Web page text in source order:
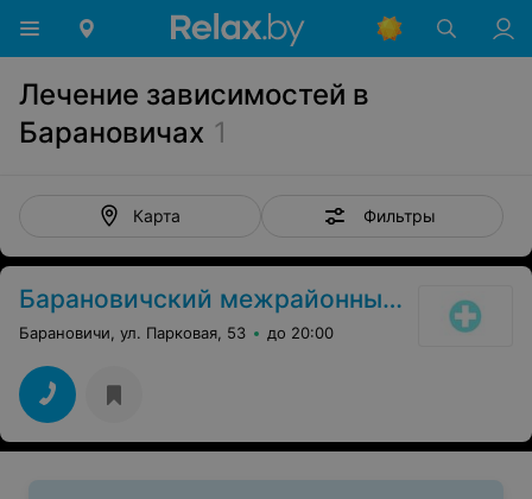
Лечение зависимостей в
Барановичах 1
Карта Фильтры
Барановичский межрайонный наркологический диспансер
Барановичи, ул. Парковая, 53 до 20:00